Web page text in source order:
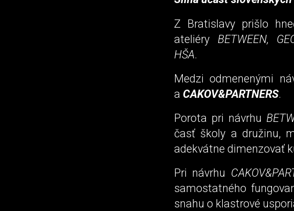
Z Bratislavy prišlo
ateliéry BETWEEN,
HŠA.
Medzi odmenenými
a CAKOV&PARTNERS.
Porota pri návrhu
časť školy a družinu,
adekvátne dimenzovať
Pri návrhu
samostatného
snahu o klastrové